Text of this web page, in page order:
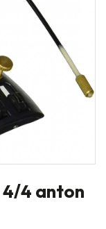
4/4 anton